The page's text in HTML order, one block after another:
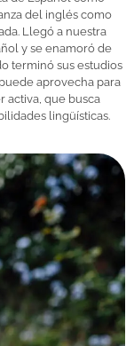
del inglés como
Llegó a nuestra
y se enamoró de
terminó sus estudios
aprovecha para
activa, que busca
lingüísticas.